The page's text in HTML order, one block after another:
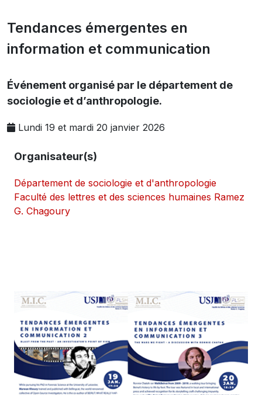
Tendances émergentes en
information et communication
Événement organisé par le département de
sociologie et d’anthropologie.
Lundi 19 et mardi 20 janvier 2026
Organisateur(s)
Département de sociologie et d'anthropologie
Faculté des lettres et des sciences humaines Ramez
G. Chagoury